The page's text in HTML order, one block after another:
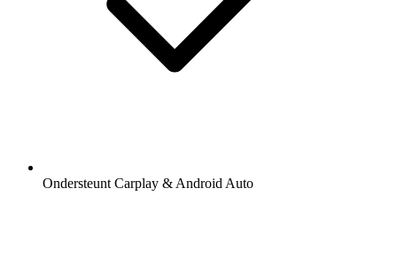
Ondersteunt Carplay & Android Auto